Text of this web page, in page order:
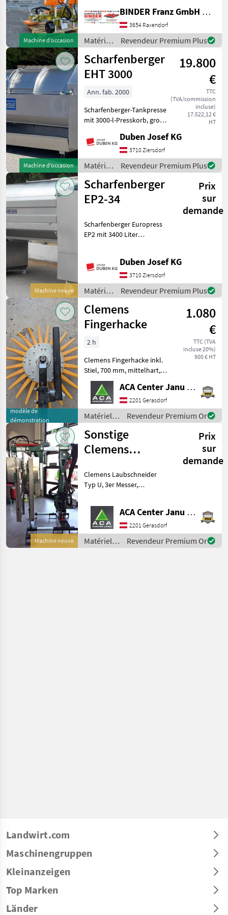
Machine d’occasion
Ostraticky MSO-400HP ✔️
durch Eigenölversorgung
ist Mähen auch ✔️ mit
kleineren Traktoren
problemlos möglich!
BINDER Franz GmbH & CoKG
3654 Raxendorf
Matériels
viticoles
/
Sonstige
Revendeur Premium Plus
Machine d’occasion
Scharfenberger
EHT 3000
19.800
€
TTC
(TVA/commission
incluse)
17.522,12 €
HT
Ann. fab. 2000
Scharfenberger-Tankpresse
mit 3000-l-Presskorb, große
verschiebbaren Türen,
vollautomatische
Steuerung, Display seitlich,
Zentralbefüllungsansch
Duben Josef KG
3710 Ziersdorf
Matériels
viticoles
/
Scharfenberger
Revendeur Premium Plus
Machine neuve
Scharfenberger
EP2-34
Prix
sur
demande
Scharfenberger Europress
EP2 mit 3400 Liter
Displaysteuerung mit
Touchscreen und 10-Zoll-
Monitor seitlich,
Funkfernbedienung, pneu
Duben Josef KG
3710 Ziersdorf
Matériels
viticoles
/
Scharfenberger
Revendeur Premium Plus
modèle de
démonstration
Clemens
Fingerhacke
1.080
€
TTC (TVA
incluse 20%)
900 € HT
2 h
Clemens Fingerhacke inkl.
Stiel, 700 mm, mittelhart,
Vorführgerät. Wurde nur 1 x
eingesetzt. Matériels
viticoles Epampreuses
ACA Center Janu GmbH
2201 Gerasdorf
Matériels
viticoles /
Clemens
Revendeur Premium Or
Machine neuve
Sonstige
Clemens
Typ U
Prix
sur
demande
Clemens Laubschneider
Typ U, 3er Messer,
Messerträger seitlich 1, 45
und oben, hydraulische
Breitenverstellung im
Laubschn
ACA Center Janu GmbH
2201 Gerasdorf
Matériels
viticoles /
Revendeur Premium Or
Landwirt.com
Maschinengruppen
Kleinanzeigen
Top Marken
Länder